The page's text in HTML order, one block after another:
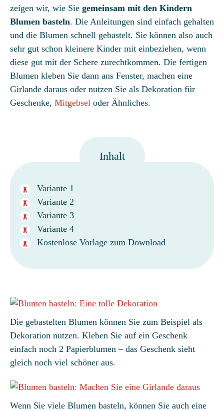
zeigen wir, wie Sie gemeinsam mit den Kindern
Blumen basteln. Die Anleitungen sind einfach gehalten
und die Blumen schnell gebastelt. Sie können also auch
sehr gut schon kleinere Kinder mit einbeziehen, wenn
diese gut mit der Schere zurechtkommen. Die fertigen
Blumen kleben Sie dann ans Fenster, machen eine
Girlande daraus oder nutzen Sie als Dekoration für
Geschenke, Mitgebsel oder Ähnliches.
Inhalt
Variante 1
Variante 2
Variante 3
Variante 4
Kostenlose Vorlage zum Download
Die gebastelten Blumen können Sie zum Beispiel als
Dekoration nutzen. Kleben Sie auf ein Geschenk
einfach noch 2 Papierblumen – das Geschenk sieht
gleich noch viel schöner aus.
Wenn Sie viele Blumen basteln, können Sie auch eine